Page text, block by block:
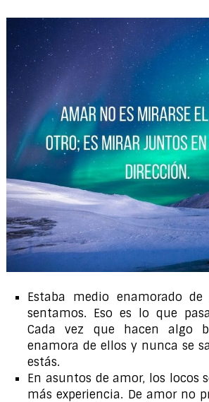
Estaba medio enamorado
sentamos. Eso es lo que
Cada vez que hacen algo
enamora de ellos y nunca se
estás.
En asuntos de amor, los locos
más experiencia. De amor no